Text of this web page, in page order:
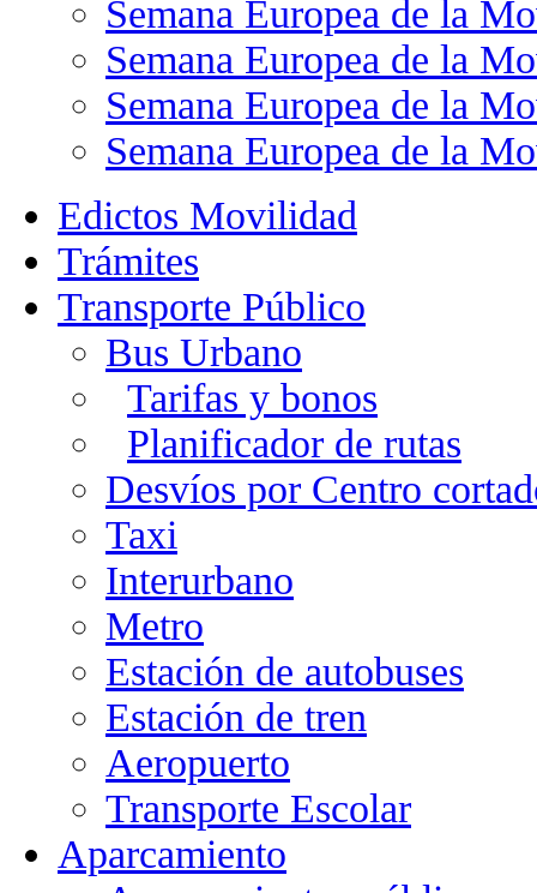
Semana Europea de la
Semana Europea de la
Semana Europea de la
Semana Europea de la
Edictos Movilidad
Trámites
Transporte Público
Bus Urbano
Tarifas y bonos
Planificador de rutas
Desvíos por Centro
Taxi
Interurbano
Metro
Estación de autobuses
Estación de tren
Aeropuerto
Transporte Escolar
Aparcamiento